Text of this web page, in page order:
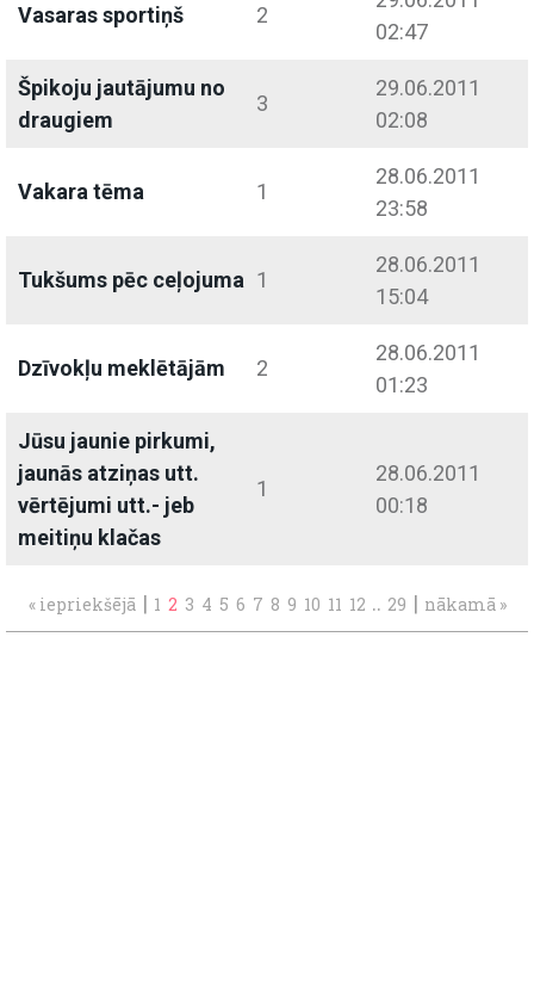
Vasaras sportiņš 2
02:47
Špikoju jautājumu no
draugiem
3
29.06.2011
02:08
Vakara tēma 1
28.06.2011
23:58
Tukšums pēc ceļojuma 1
28.06.2011
15:04
Dzīvokļu meklētājām 2
28.06.2011
01:23
Jūsu jaunie pirkumi,
jaunās atziņas utt.
vērtējumi utt.- jeb
meitiņu klačas
1
28.06.2011
00:18
« iepriekšējā | 1 2 3 4 5 6 7 8 9 10 11 12 .. 29 | nākamā »